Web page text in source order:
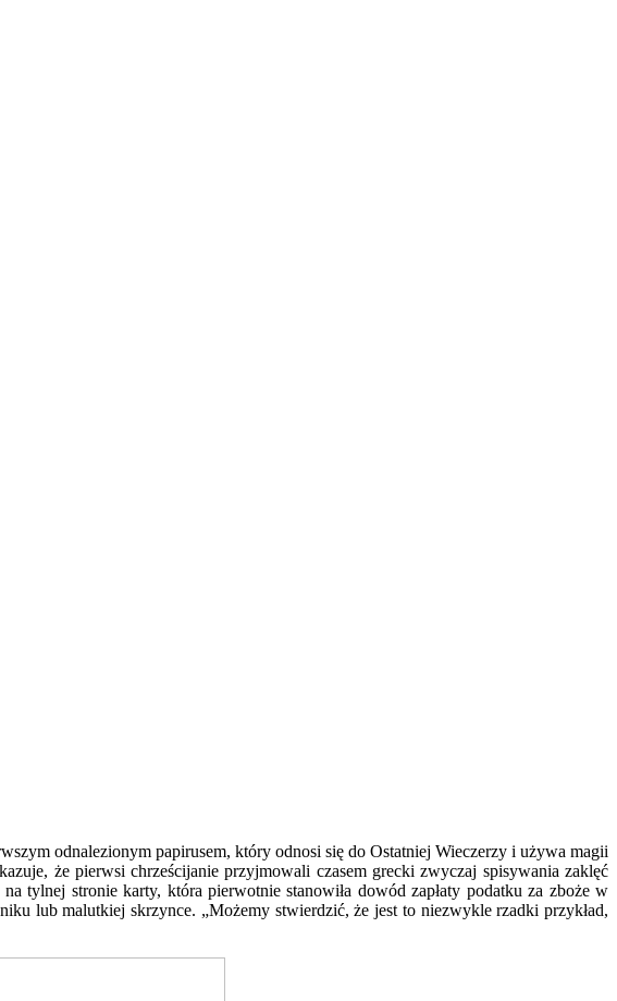
odnalezionym papirusem, który odnosi się do Ostatniej Wieczerzy i używa magii
że pierwsi chrześcijanie przyjmowali czasem grecki zwyczaj spisywania zaklęć
tylnej stronie karty, która pierwotnie stanowiła dowód zapłaty podatku za zboże w
lub malutkiej skrzynce. „Możemy stwierdzić, że jest to niezwykle rzadki przykład,